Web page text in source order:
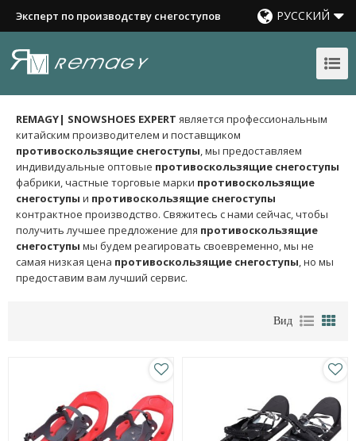
Эксперт по производству снегоступов РУССКИЙ
REMAGY| SNOWSHOES EXPERT является профессиональным
китайским производителем и поставщиком
противоскользящие снегоступы, мы предоставляем
индивидуальные оптовые противоскользящие снегоступы
фабрики, частные торговые марки противоскользящие
снегоступы и противоскользящие снегоступы
контрактное производство. Свяжитесь с нами сейчас, чтобы
получить лучшее предложение для противоскользящие
снегоступы мы будем реагировать своевременно, мы не
самая низкая цена противоскользящие снегоступы, но мы
предоставим вам лучший сервис.
Вид